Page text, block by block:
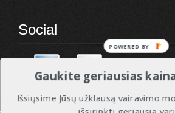
Social
Gaukite geriausias
Išsiųsime Jūsų užklausą vairavimo
POWERED
BY